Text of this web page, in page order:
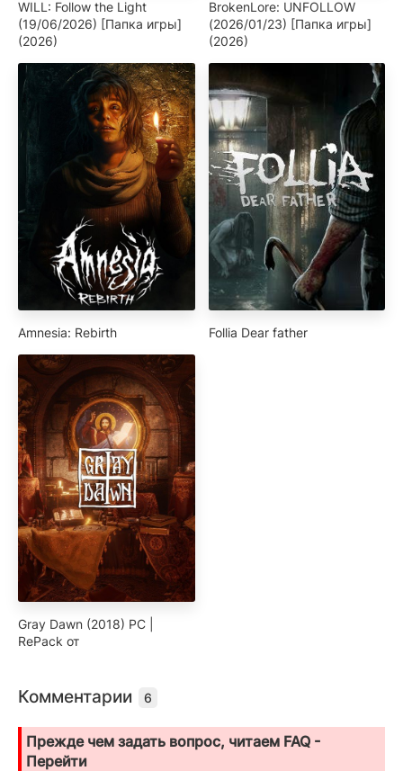
WILL: Follow the Light
(19/06/2026) [Папка игры]
(2026)
BrokenLore: UNFOLLOW
(2026/01/23) [Папка игры]
(2026)
Amnesia: Rebirth Follia Dear father
Gray Dawn (2018) PC |
RePack от
Комментарии 6
Прежде чем задать вопрос, читаем FAQ -
Перейти